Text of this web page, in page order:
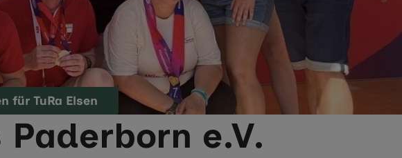
für TuRa Elsen
e.V.